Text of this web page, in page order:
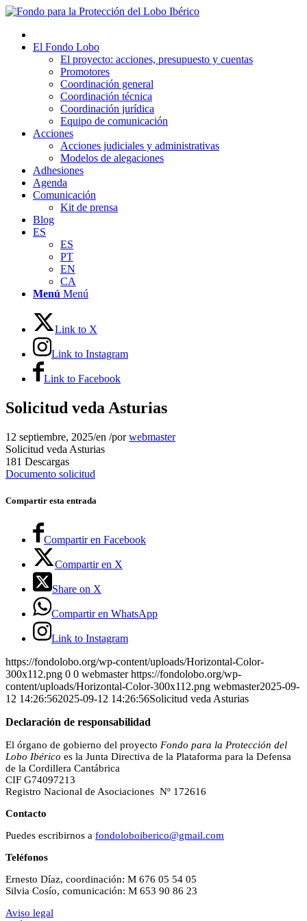
El Fondo Lobo
El proyecto: acciones, presupuesto y cuentas
Promotores
Coordinación general
Coordinación técnica
Coordinación jurídica
Equipo de comunicación
Acciones
Acciones judiciales y administrativas
Modelos de alegaciones
Adhesiones
Agenda
Comunicación
Kit de prensa
Blog
ES
ES
PT
EN
CA
Menú Menú
Link to X
Link to Instagram
Link to Facebook
Solicitud veda Asturias
12 septiembre, 2025/en /porwebmaster
Solicitud veda Asturias
181 Descargas
Documento solicitud
Compartir esta entrada
Compartir en Facebook
Compartir en X
Share on X
Compartir en WhatsApp
Link to Instagram
https://fondolobo.org/wp-content/uploads/Horizontal-Color-
300x112.png 0 0 webmaster https://fondolobo.org/wp-
content/uploads/Horizontal-Color-300x112.png webmaster2025-09-
12 14:26:562025-09-12 14:26:56Solicitud veda Asturias
Declaración de responsabilidad
El órgano de gobierno del proyecto Fondo para la Protección del
Lobo Ibérico es la Junta Directiva de la Plataforma para la Defensa
de la Cordillera Cantábrica
CIF G74097213
Registro Nacional de Asociaciones Nº 172616
Contacto
Puedes escribirnos a fondoloboiberico@gmail.com
Teléfonos
Ernesto Díaz, coordinación: M 676 05 54 05
Silvia Cosío, comunicación: M 653 90 86 23
Aviso legal